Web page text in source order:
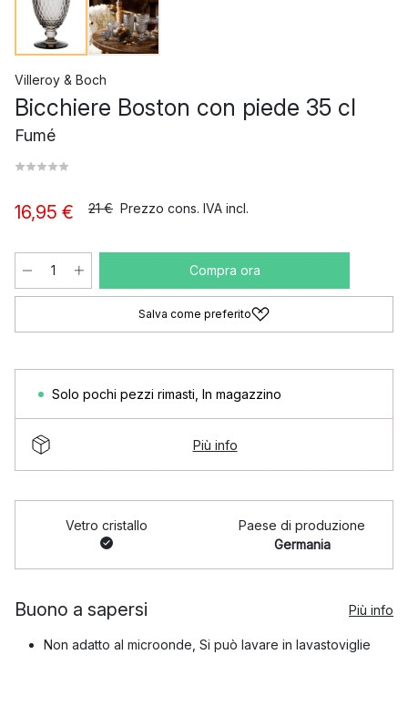
Villeroy & Boch
Bicchiere Boston con piede 35 cl
Fumé
16,95 € 21 € Prezzo cons. IVA incl.
Compra ora
Salva come preferito
Solo pochi pezzi rimasti In magazzino
Più info
Vetro cristallo
Paese di produzione
Germania
Buono a sapersi Più info
Non adatto al microonde, Si può lavare in lavastoviglie